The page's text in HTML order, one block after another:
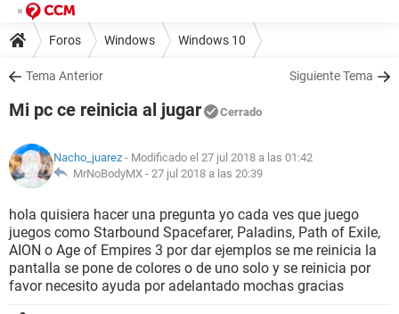
Foros Windows Windows 10
Tema Anterior Siguiente Tema
Mi pc ce reinicia al jugar Cerrado
Nacho_juarez - Modificado el 27 jul 2018 a las 01:42
MrNoBodyMX - 27 jul 2018 a las 20:39
hola quisiera hacer una pregunta yo cada ves que juego
juegos como Starbound Spacefarer, Paladins, Path of Exile,
AION o Age of Empires 3 por dar ejemplos se me reinicia la
pantalla se pone de colores o de uno solo y se reinicia por
favor necesito ayuda por adelantado mochas gracias